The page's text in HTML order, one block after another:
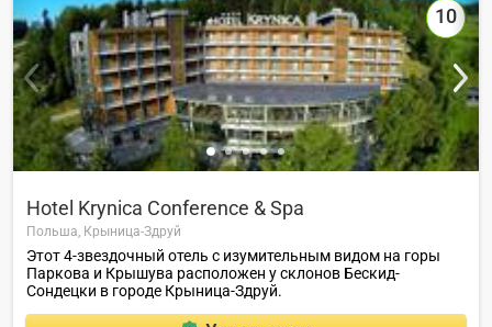
10
Hotel Krynica Conference & Spa
Польша, Крыница-Здруй
Этот 4-звездочный отель с изумительным видом на горы
Паркова и Крышува расположен у склонов Бескид-
Сондецки в городе Крыница-Здруй.